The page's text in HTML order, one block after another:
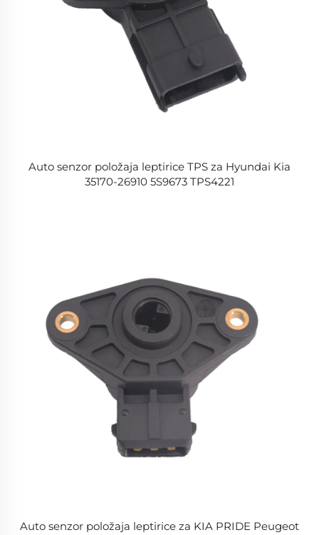
Auto senzor položaja leptirice TPS za Hyundai Kia
35170-26910 5S9673 TPS4221
Auto senzor položaja leptirice za KIA PRIDE Peugeot